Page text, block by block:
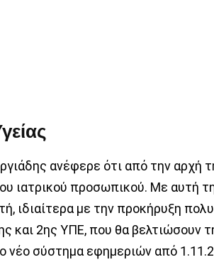
ανέφερε ότι από την αρχή
ιατρικού προσωπικού. Με αυτή
ιδιαίτερα με την προκήρυξη
και 2ης ΥΠΕ, που θα βελτιώσουν
νέο σύστημα εφημεριών από